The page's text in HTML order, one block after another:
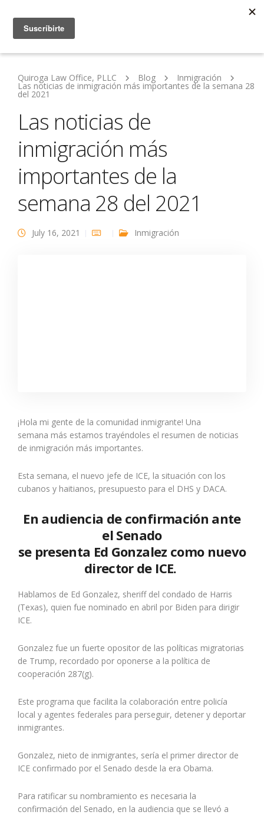
Quiroga Law Office, PLLC Blog Inmigración
Las noticias de inmigración más importantes de la semana 28
del 2021
Las noticias de
inmigración más
importantes de la
semana 28 del 2021
July 16, 2021 Inmigración
¡Hola mi gente de la comunidad inmigrante! Una
semana más estamos trayéndoles el resumen de noticias
de inmigración más importantes.
Esta semana, el nuevo jefe de ICE, la situación con los
cubanos y haitianos, presupuesto para el DHS y DACA.
En audiencia de confirmación ante
el Senado
se presenta Ed Gonzalez como nuevo
director de ICE.
Hablamos de Ed Gonzalez, sheriff del condado de Harris
(Texas), quien fue nominado en abril por Biden para dirigir
ICE.
Gonzalez fue un fuerte opositor de las políticas migratorias
de Trump, recordado por oponerse a la política de
cooperación 287(g).
Este programa que facilita la colaboración entre policía
local y agentes federales para perseguir, detener y deportar
inmigrantes.
Gonzalez, nieto de inmigrantes, sería el primer director de
ICE confirmado por el Senado desde la era Obama.
Para ratificar su nombramiento es necesaria la
confirmación del Senado, en la audiencia que se llevó a